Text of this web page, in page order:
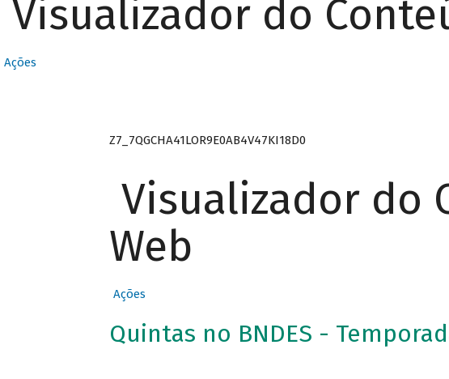
Visualizador do
Ações
Z7_7QGCHA41LOR9E0AB4V47KI18D0
Visualizador do
Web
Ações
Quintas no BNDES -